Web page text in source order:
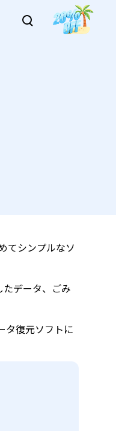
データ復元
箱復元
セル復元
アプロンプト
ト
ロンプト
検索（Win）
検索（Mac）
スク容量を解放
てシンプルなソ
データ、ごみ
タ復元ソフトに